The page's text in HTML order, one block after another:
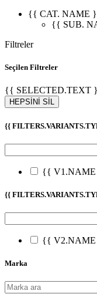
{{ CAT. NAME
{{ SUB.
Filtreler
Seçilen Filtreler
{{ SELECTED.TEXT
HEPSİNİ SİL
{{
{{
{{
{{
Marka